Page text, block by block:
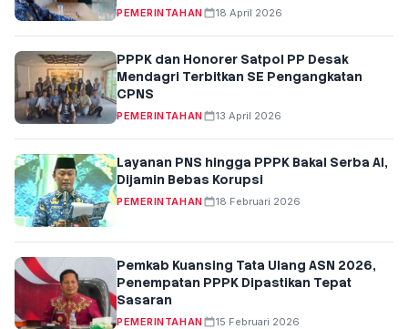
PEMERINTAHAN 18 April 2026
PPPK dan Honorer Satpol PP Desak
Mendagri Terbitkan SE Pengangkatan
CPNS
PEMERINTAHAN 13 April 2026
Layanan PNS hingga PPPK Bakal Serba AI,
Dijamin Bebas Korupsi
PEMERINTAHAN 18 Februari 2026
Pemkab Kuansing Tata Ulang ASN 2026,
Penempatan PPPK Dipastikan Tepat
Sasaran
PEMERINTAHAN 15 Februari 2026